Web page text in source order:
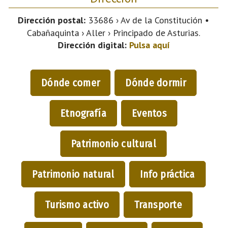
Dirección postal: 33686 › Av de la Constitución •
Cabañaquinta › Aller › Principado de Asturias.
Dirección digital: Pulsa aquí
Dónde comer Dónde dormir
Etnografía Eventos
Patrimonio cultural
Patrimonio natural Info práctica
Turismo activo Transporte